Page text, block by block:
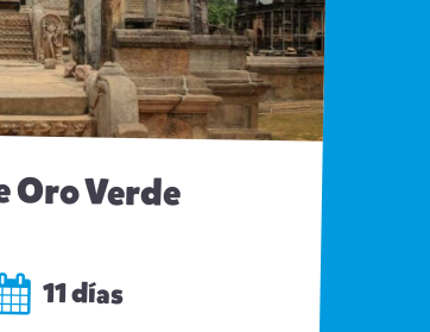
Oro Verde
11 días